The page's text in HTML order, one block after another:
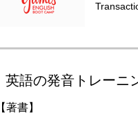
英語の発音トレーニ
【著書】